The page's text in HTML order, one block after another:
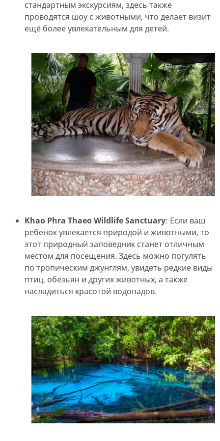
стандартным экскурсиям, здесь также
проводятся шоу с животными, что делает визит
ещё более увлекательным для детей.
Khao Phra Thaeo Wildlife Sanctuary: Если ваш
ребенок увлекается природой и животными, то
этот природный заповедник станет отличным
местом для посещения. Здесь можно погулять
по тропическим джунглям, увидеть редкие виды
птиц, обезьян и других животных, а также
насладиться красотой водопадов.